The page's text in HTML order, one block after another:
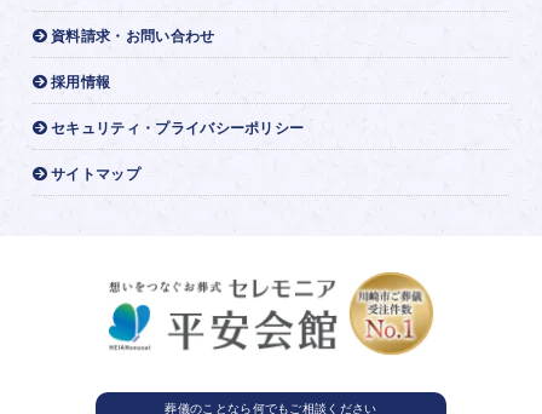
資料請求・お問い合わせ
採用情報
セキュリティ・プライバシーポリシー
サイトマップ
葬儀のことなら何でもご相談ください